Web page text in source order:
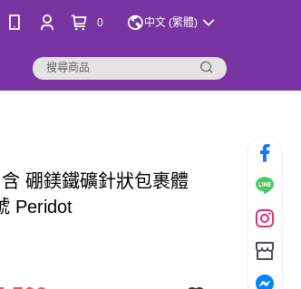
0 中文 (繁體)
硼鎂鐵礦針狀包裹體
Peridot